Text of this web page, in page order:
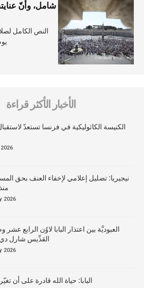
شامل، وأنّ
النص الكامل
يوم
الأخبار الأكثر قراءة
الكنيسة الكاثوليكية في فرنسا تستعدّ لاستقبال
نيجيريا: تضليل إعلامي لإخفاء العنف بحق
2026
العبوديَّة بين اعتذار البابا لاوُن الرابع
القدِّيس شارل
2026
البابا: حياة الله قادرة على أن تغيّر